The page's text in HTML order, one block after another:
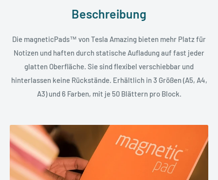
Beschreibung
Die magneticPads™ von Tesla Amazing bieten mehr Platz für
Notizen und haften durch statische Aufladung auf fast jeder
glatten Oberfläche. Sie sind flexibel verschiebbar und
hinterlassen keine Rückstände. Erhältlich in 3 Größen (A5, A4,
A3) und 6 Farben, mit je 50 Blättern pro Block.